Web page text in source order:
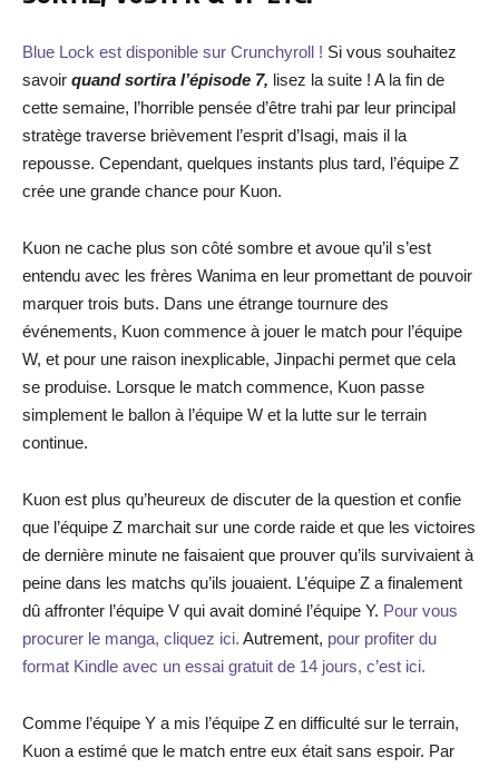
Blue Lock est disponible sur Crunchyroll ! Si vous souhaitez
savoir quand sortira l’épisode 7, lisez la suite ! A la fin de
cette semaine, l’horrible pensée d’être trahi par leur principal
stratège traverse brièvement l’esprit d’Isagi, mais il la
repousse. Cependant, quelques instants plus tard, l’équipe Z
crée une grande chance pour Kuon.
Kuon ne cache plus son côté sombre et avoue qu’il s’est
entendu avec les frères Wanima en leur promettant de pouvoir
marquer trois buts. Dans une étrange tournure des
événements, Kuon commence à jouer le match pour l’équipe
W, et pour une raison inexplicable, Jinpachi permet que cela
se produise. Lorsque le match commence, Kuon passe
simplement le ballon à l’équipe W et la lutte sur le terrain
continue.
Kuon est plus qu’heureux de discuter de la question et confie
que l’équipe Z marchait sur une corde raide et que les victoires
de dernière minute ne faisaient que prouver qu’ils survivaient à
peine dans les matchs qu’ils jouaient. L’équipe Z a finalement
dû affronter l’équipe V qui avait dominé l’équipe Y. Pour vous
procurer le manga, cliquez ici. Autrement, pour profiter du
format Kindle avec un essai gratuit de 14 jours, c’est ici.
Comme l’équipe Y a mis l’équipe Z en difficulté sur le terrain,
Kuon a estimé que le match entre eux était sans espoir. Par